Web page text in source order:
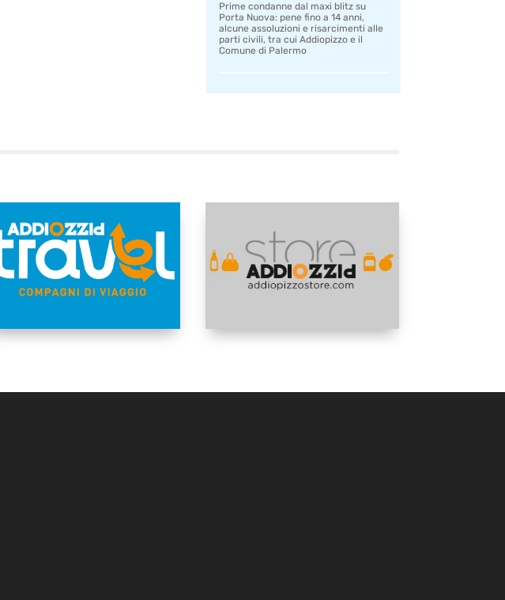
Prime condanne dal maxi blitz su
Porta Nuova: pene fino a 14 anni,
alcune assoluzioni e risarcimenti alle
parti civili, tra cui Addiopizzo e il
Comune di Palermo